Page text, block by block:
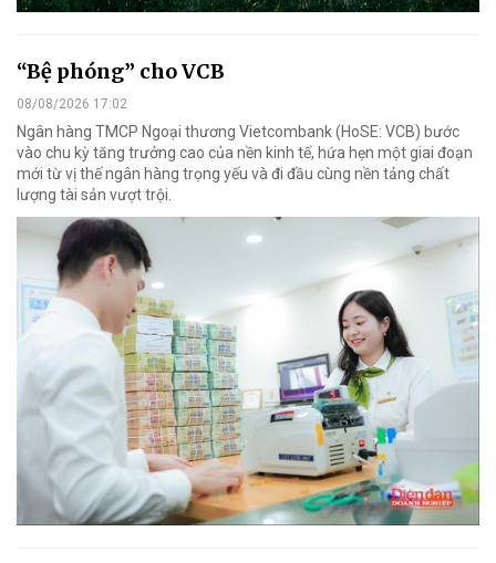
“Bệ phóng” cho VCB
08/08/2026 17:02
Ngân hàng TMCP Ngoại thương Vietcombank (HoSE: VCB) bước
vào chu kỳ tăng trưởng cao của nền kinh tế, hứa hẹn một giai đoạn
mới từ vị thế ngân hàng trọng yếu và đi đầu cùng nền tảng chất
lượng tài sản vượt trội.